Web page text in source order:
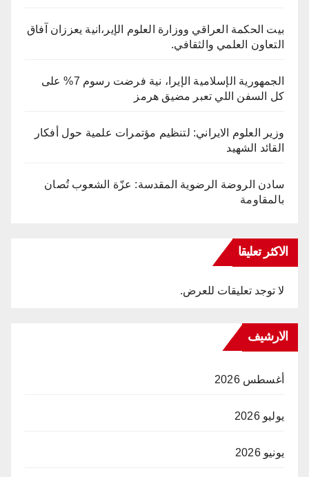
بيت الحكمة العراقي ووزارة العلوم الإير،انية يعززان آفاق
التعاون العلمي والثقافي.
الجمهورية الإسلامية الإيرا، نية فرضت رسوم 7% على
كل السفن اللي تعبر مضيق هرمز
وزير العلوم الايراني: لتنظيم مؤتمرات علمية حول أفكار
القائد الشهيد
سادن الروضة الرضوية المقدسة: عزّة الشعوب تُصان
بالمقاومة
الاكثر تعليقا
لا توجد تعليقات للعرض.
الارشيف
أغسطس 2026
يوليو 2026
يونيو 2026